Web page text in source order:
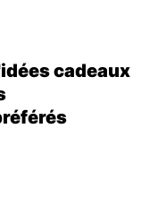
cadeaux